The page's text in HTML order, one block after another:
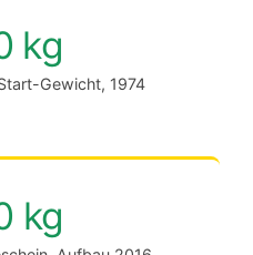
kg
Gewicht, 1974
kg